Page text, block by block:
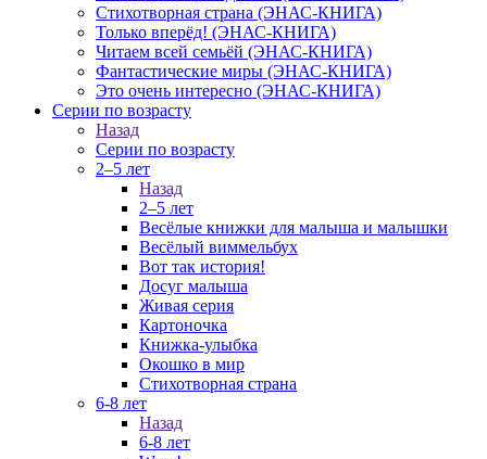
Стихотворная страна (ЭНАС-КНИГА)
Только вперёд! (ЭНАС-КНИГА)
Читаем всей семьёй (ЭНАС-КНИГА)
Фантастические миры (ЭНАС-КНИГА)
Это очень интересно (ЭНАС-КНИГА)
Серии по возрасту
Назад
Серии по возрасту
2–5 лет
Назад
2–5 лет
Весёлые книжки для малыша и малышки
Весёлый виммельбух
Вот так история!
Досуг малыша
Живая серия
Картоночка
Книжка-улыбка
Окошко в мир
Стихотворная страна
6-8 лет
Назад
6-8 лет